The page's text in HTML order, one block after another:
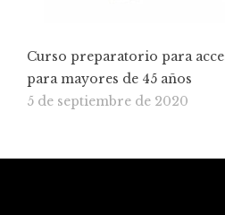
Curso preparatorio para
para mayores de 45 años
5 de septiembre de 2020